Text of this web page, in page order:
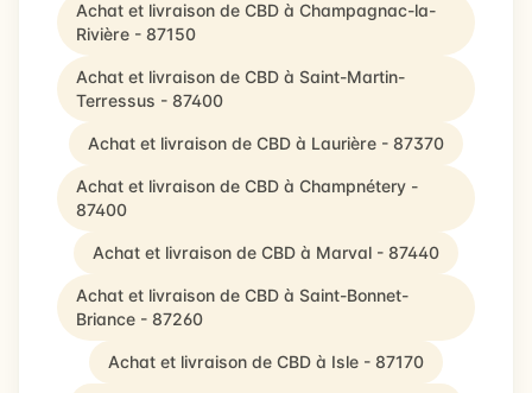
Achat et livraison de CBD à Champagnac-la-
Rivière - 87150
Achat et livraison de CBD à Saint-Martin-
Terressus - 87400
Achat et livraison de CBD à Laurière - 87370
Achat et livraison de CBD à Champnétery -
87400
Achat et livraison de CBD à Marval - 87440
Achat et livraison de CBD à Saint-Bonnet-
Briance - 87260
Achat et livraison de CBD à Isle - 87170